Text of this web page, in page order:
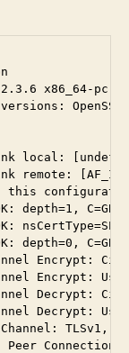
2.3.6 x86_64-
local: [undef]
remote:
this
depth=1, C=GB,
depth=0, C=GB,
Encrypt:
Encrypt:
Decrypt:
Decrypt:
TLSv1,